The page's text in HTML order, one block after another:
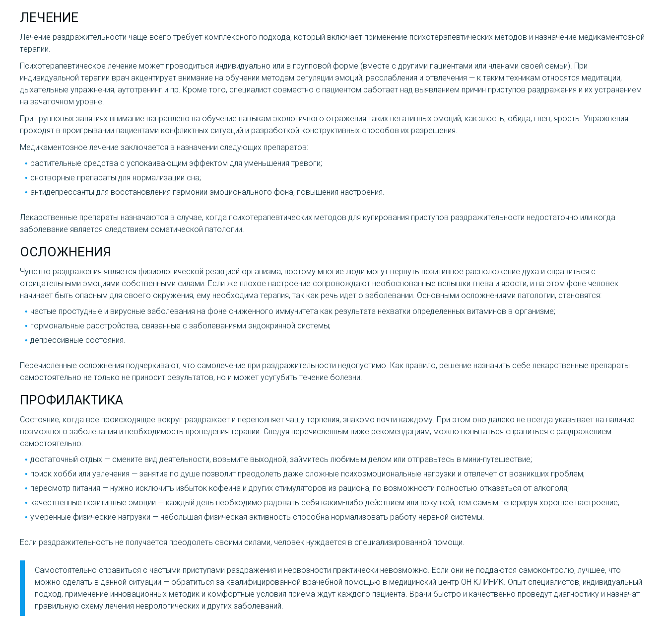
ЛЕЧЕНИЕ
Лечение раздражительности чаще всего требует комплексного подхода, который включает применение психотерапевтических методов и назначение медикаментозной
терапии.
Психотерапевтическое лечение может проводиться индивидуально или в групповой форме (вместе с другими пациентами или членами своей семьи). При
индивидуальной терапии врач акцентирует внимание на обучении методам регуляции эмоций, расслабления и отвлечения — к таким техникам относятся медитации,
дыхательные упражнения, аутотренинг и пр. Кроме того, специалист совместно с пациентом работает над выявлением причин приступов раздражения и их устранением
на зачаточном уровне.
При групповых занятиях внимание направлено на обучение навыкам экологичного отражения таких негативных эмоций, как злость, обида, гнев, ярость. Упражнения
проходят в проигрывании пациентами конфликтных ситуаций и разработкой конструктивных способов их разрешения.
Медикаментозное лечение заключается в назначении следующих препаратов:
растительные средства с успокаивающим эффектом для уменьшения тревоги;
снотворные препараты для нормализации сна;
антидепрессанты для восстановления гармонии эмоционального фона, повышения настроения.
Лекарственные препараты назначаются в случае, когда психотерапевтических методов для купирования приступов раздражительности недостаточно или когда
заболевание является следствием соматической патологии.
ОСЛОЖНЕНИЯ
Чувство раздражения является физиологической реакцией организма, поэтому многие люди могут вернуть позитивное расположение духа и справиться с
отрицательными эмоциями собственными силами. Если же плохое настроение сопровождают необоснованные вспышки гнева и ярости, и на этом фоне человек
начинает быть опасным для своего окружения, ему необходима терапия, так как речь идет о заболевании. Основными осложнениями патологии, становятся:
частые простудные и вирусные заболевания на фоне сниженного иммунитета как результата нехватки определенных витаминов в организме;
гормональные расстройства, связанные с заболеваниями эндокринной системы;
депрессивные состояния.
Перечисленные осложнения подчеркивают, что самолечение при раздражительности недопустимо. Как правило, решение назначить себе лекарственные препараты
самостоятельно не только не приносит результатов, но и может усугубить течение болезни.
ПРОФИЛАКТИКА
Состояние, когда все происходящее вокруг раздражает и переполняет чашу терпения, знакомо почти каждому. При этом оно далеко не всегда указывает на наличие
возможного заболевания и необходимость проведения терапии. Следуя перечисленным ниже рекомендациям, можно попытаться справиться с раздражением
самостоятельно:
достаточный отдых — смените вид деятельности, возьмите выходной, займитесь любимым делом или отправьтесь в мини-путешествие;
поиск хобби или увлечения — занятие по душе позволит преодолеть даже сложные психоэмоциональные нагрузки и отвлечет от возникших проблем;
пересмотр питания — нужно исключить избыток кофеина и других стимуляторов из рациона, по возможности полностью отказаться от алкоголя;
качественные позитивные эмоции — каждый день необходимо радовать себя каким-либо действием или покупкой, тем самым генерируя хорошее настроение;
умеренные физические нагрузки — небольшая физическая активность способна нормализовать работу нервной системы.
Если раздражительность не получается преодолеть своими силами, человек нуждается в специализированной помощи.
Самостоятельно справиться с частыми приступами раздражения и нервозности практически невозможно. Если они не поддаются самоконтролю, лучшее, что
можно сделать в данной ситуации — обратиться за квалифицированной врачебной помощью в медицинский центр ОН КЛИНИК. Опыт специалистов, индивидуальный
подход, применение инновационных методик и комфортные условия приема ждут каждого пациента. Врачи быстро и качественно проведут диагностику и назначат
правильную схему лечения неврологических и других заболеваний.